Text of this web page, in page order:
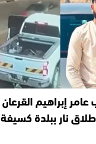
إبراهيم القرعان
نار ببلدة كسيفة